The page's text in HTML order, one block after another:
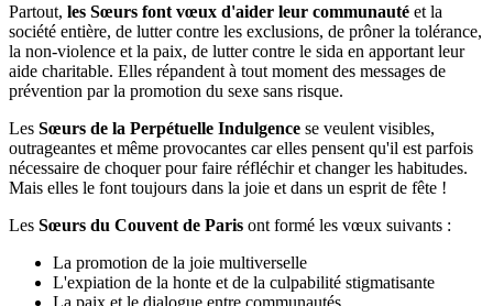
Partout, les Sœurs font vœux d'aider leur communauté et la
société entière, de lutter contre les exclusions, de prôner la tolérance,
la non-violence et la paix, de lutter contre le sida en apportant leur
aide charitable. Elles répandent à tout moment des messages de
prévention par la promotion du sexe sans risque.
Les Sœurs de la Perpétuelle Indulgence se veulent visibles,
outrageantes et même provocantes car elles pensent qu'il est parfois
nécessaire de choquer pour faire réfléchir et changer les habitudes.
Mais elles le font toujours dans la joie et dans un esprit de fête !
Les Sœurs du Couvent de Paris ont formé les vœux suivants :
La promotion de la joie multiverselle
L'expiation de la honte et de la culpabilité stigmatisante
La paix et le dialogue entre communautés